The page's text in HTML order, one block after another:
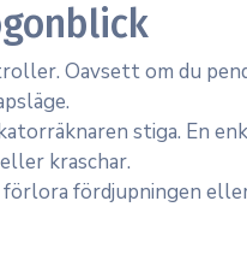
Oavsett om du
stiga. En
kraschar.
fördjupningen